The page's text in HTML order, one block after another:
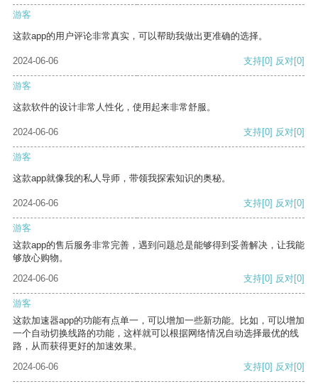
游客
这款app的用户评论非常真实，可以帮助我做出更准确的选择。
2024-06-06 支持[0] 反对[0]
游客
这款软件的设计非常人性化，使用起来非常舒服。
2024-06-06 支持[0] 反对[0]
游客
这款app就像我的私人导师，带领我探索知识的奥秘。
2024-06-06 支持[0] 反对[0]
游客
这款app的售后服务非常完善，遇到问题总是能够得到妥善解决，让我能
够放心购物。
2024-06-06
支持[0] 反对[0]
游客
这款加速器app的功能有点单一，可以增加一些新功能。比如，可以增加
一个自动切换线路的功能，这样就可以根据网络情况自动选择最优的线
路，从而获得更好的加速效果。
2024-06-06
支持[0] 反对[0]